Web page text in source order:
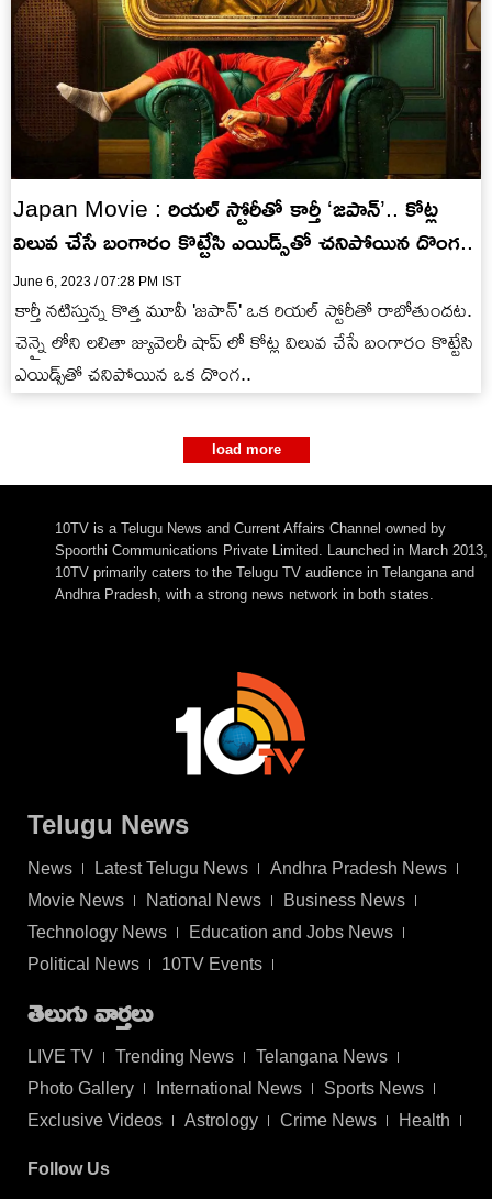
Japan Movie : రియల్ స్టోరీతో కార్తీ ‘జపాన్’.. కోట్ల
విలువ చేసే బంగారం కొట్టేసి ఎయిడ్స్‌తో చనిపోయిన దొంగ..
June 6, 2023 / 07:28 PM IST
కార్తీ నటిస్తున్న కొత్త మూవీ 'జపాన్' ఒక రియల్ స్టోరీతో రాబోతుందట.
చెన్నై లోని లలితా జ్యువెలరీ షాప్ లో కోట్ల విలువ చేసే బంగారం కొట్టేసి
ఎయిడ్స్‌తో చనిపోయిన ఒక దొంగ..
load more
10TV is a Telugu News and Current Affairs Channel owned by
Spoorthi Communications Private Limited. Launched in March 2013,
10TV primarily caters to the Telugu TV audience in Telangana and
Andhra Pradesh, with a strong news network in both states.
Telugu News
News Latest Telugu News
Andhra Pradesh News
Movie News
National News
Business News
Technology News
Education and Jobs News
Political News
10TV Events
తెలుగు వార్తలు
LIVE TV Trending News
Telangana News
Photo Gallery
International News
Sports News
Exclusive Videos
Astrology Crime News Health
Follow Us